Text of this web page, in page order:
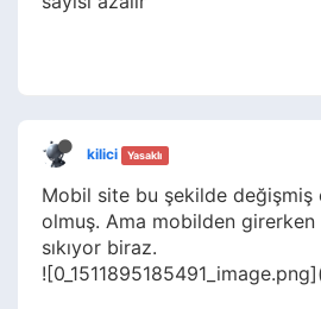
kilici Yasaklı
Mobil site bu şekilde değişmiş
olmuş. Ama mobilden
sıkıyor biraz.